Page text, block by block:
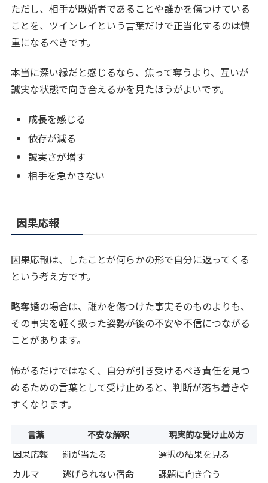
ただし、相手が既婚者であることや誰かを傷つけている
ことを、ツインレイという言葉だけで正当化するのは慎
重になるべきです。
本当に深い縁だと感じるなら、焦って奪うより、互いが
誠実な状態で向き合えるかを見たほうがよいです。
成長を感じる
依存が減る
誠実さが増す
相手を急かさない
因果応報
因果応報は、したことが何らかの形で自分に返ってくる
という考え方です。
略奪婚の場合は、誰かを傷つけた事実そのものよりも、
その事実を軽く扱った姿勢が後の不安や不信につながる
ことがあります。
怖がるだけではなく、自分が引き受けるべき責任を見つ
めるための言葉として受け止めると、判断が落ち着きや
すくなります。
言葉 不安な解釈 現実的な受け止め方
因果応報 罰が当たる
選択の結果を見る
カルマ
逃げられない宿命 課題に向き合う